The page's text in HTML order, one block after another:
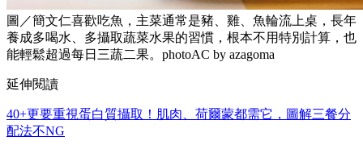
圖／簡文仁喜歡吃魚，主菜通常是豬、雞、魚輪流上桌，長年
養成多喝水、多攝取蔬菜水果的習慣，根本不用特別計算，也
能輕鬆超過每日三蔬二果。photoAC by azagoma
延伸閱讀
40+更要重視蛋白質攝取！肌肉、荷爾蒙都需它，圖解三餐分
配法不NG